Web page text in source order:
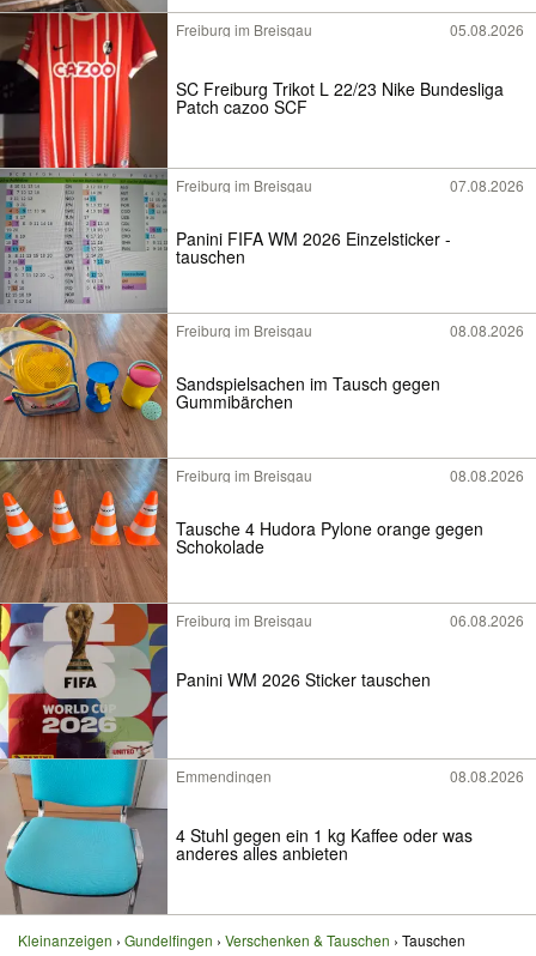
Freiburg im Breisgau 05.08.2026
SC Freiburg Trikot L 22/23 Nike Bundesliga
Patch cazoo SCF
Freiburg im Breisgau 07.08.2026
Panini FIFA WM 2026 Einzelsticker -
tauschen
Freiburg im Breisgau 08.08.2026
Sandspielsachen im Tausch gegen
Gummibärchen
Freiburg im Breisgau 08.08.2026
Tausche 4 Hudora Pylone orange gegen
Schokolade
Freiburg im Breisgau 06.08.2026
Panini WM 2026 Sticker tauschen
Emmendingen 08.08.2026
4 Stuhl gegen ein 1 kg Kaffee oder was
anderes alles anbieten
Kleinanzeigen Gundelfingen Verschenken & Tauschen Tauschen